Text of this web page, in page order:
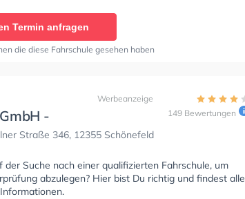
aufgehoben gefühlt. Sie sind sehr transparent was ihre
Und das Personal ist immer bereit dazu einem zu
sind super nett und höflich und vor allem interessiert!"
Termin anfragen
die diese Fahrschule gesehen haben
-
und
Straße 346, 12355 Schönefeld
Werbeanzeige
149 Bewertungen
der Suche nach einer qualifizierten Fahrschule, um
abzulegen? Hier bist Du richtig und findest alle